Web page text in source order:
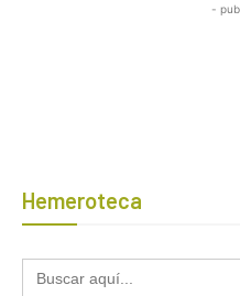
-
Hemeroteca
Buscar: